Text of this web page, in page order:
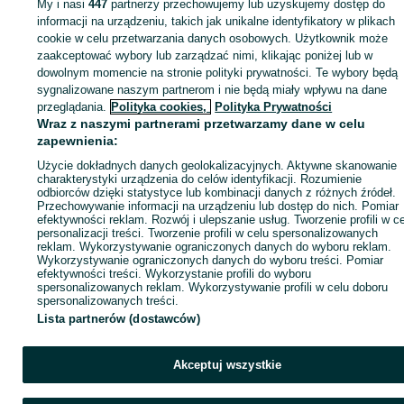
Zaloguj się lub załóż konto na OLX, aby skontaktować się z
sprzedającym
Zaloguj się / Załóż konto
Zadzwoń / SMS
My i nasi447 partnerzy przechowujemy lub uzyskujemy dostęp do
informacji na urządzeniu, takich jak unikalne identyfikatory w plikach
cookie w celu przetwarzania danych osobowych. Użytkownik może
zaakceptować wybory lub zarządzać nimi, klikając poniżej lub w
dowolnym momencie na stronie polityki prywatności. Te wybory będą
sygnalizowane naszym partnerom i nie będą miały wpływu na dane
przeglądania. Polityka cookies, Polityka Prywatności
Wraz z naszymi partnerami przetwarzamy dane w celu
zapewnienia:
Użycie dokładnych danych geolokalizacyjnych. Aktywne skanowanie
charakterystyki urządzenia do celów identyfikacji. Rozumienie
odbiorców dzięki statystyce lub kombinacji danych z różnych źródeł.
Przechowywanie informacji na urządzeniu lub dostęp do nich. Pomiar
efektywności reklam. Rozwój i ulepszanie usług. Tworzenie profili w
personalizacji treści. Tworzenie profili w celu spersonalizowanych
reklam. Wykorzystywanie ograniczonych danych do wyboru reklam.
Wykorzystywanie ograniczonych danych do wyboru treści. Pomiar
efektywności treści. Wykorzystanie profili do wyboru
spersonalizowanych reklam. Wykorzystywanie profili w celu doboru
spersonalizowanych treści.
Lista partnerów (dostawców)
Akceptuj wszystkie